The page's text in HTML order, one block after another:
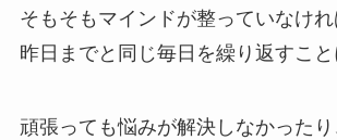
そもそもマインドが整っていなけ
昨日までと同じ毎日を繰り返すこと
頑張っても悩みが解決しなかった